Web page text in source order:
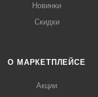
Новинки
Скидки
О МАРКЕТПЛЕЙСЕ
Акции